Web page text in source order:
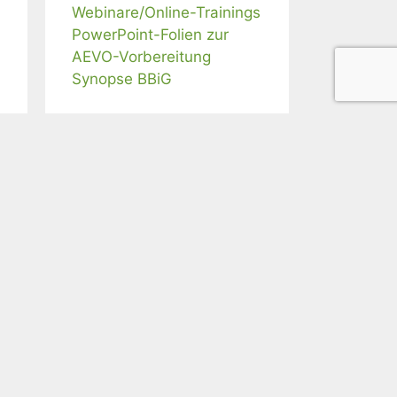
Webinare/Online-Trainings
PowerPoint-Folien zur
AEVO-Vorbereitung
Synopse BBiG